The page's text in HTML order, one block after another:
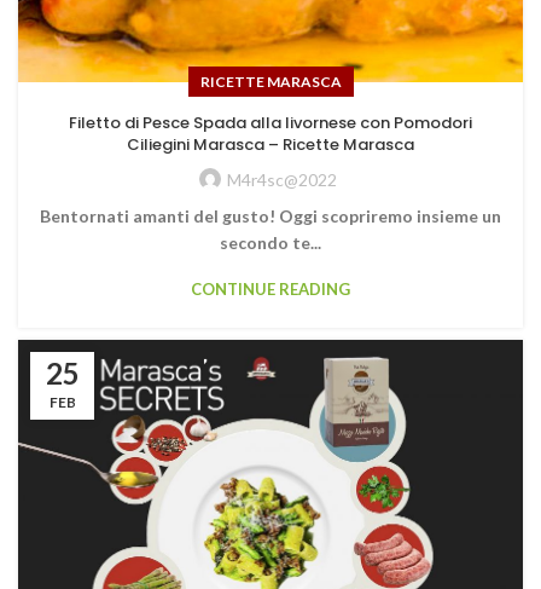
RICETTE MARASCA
Filetto di Pesce Spada alla livornese con Pomodori
Ciliegini Marasca – Ricette Marasca
M4r4sc@2022
Bentornati amanti del gusto! Oggi scopriremo insieme un
secondo te...
CONTINUE READING
25
FEB